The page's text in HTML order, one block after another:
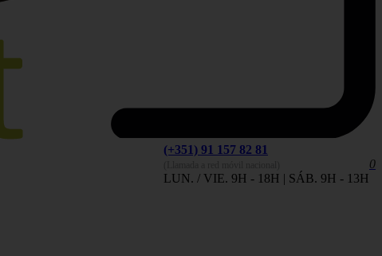
(+351) 91 157 82 81
LUN. / VIE. 9H - 18H | SÁB. 9H - 13H
0